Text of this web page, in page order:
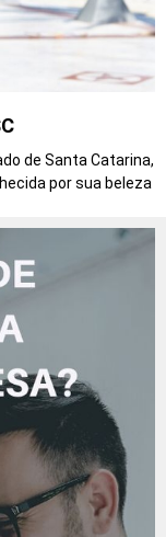
de Santa Catarina,
por sua beleza